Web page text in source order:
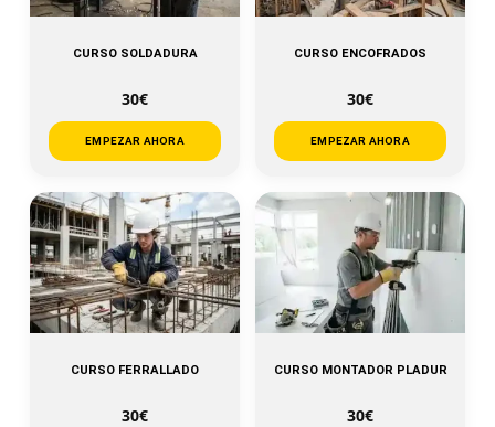
CURSO SOLDADURA
30€
EMPEZAR AHORA
CURSO ENCOFRADOS
30€
EMPEZAR AHORA
CURSO FERRALLADO
30€
CURSO MONTADOR PLADUR
30€